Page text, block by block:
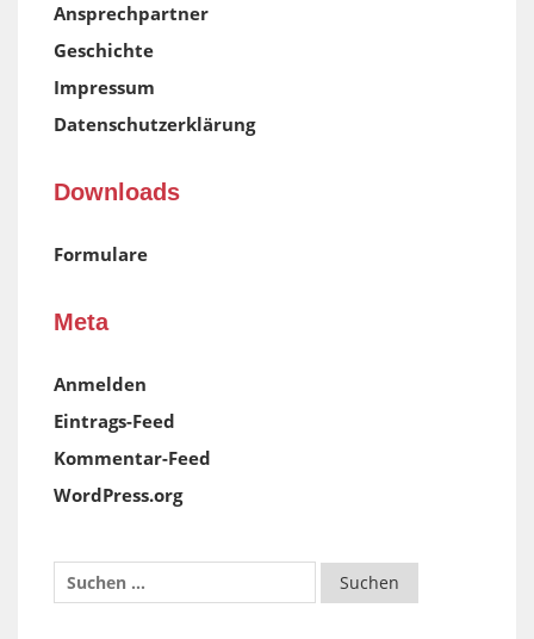
Ansprechpartner
Geschichte
Impressum
Datenschutzerklärung
Downloads
Formulare
Meta
Anmelden
Eintrags-Feed
Kommentar-Feed
WordPress.org